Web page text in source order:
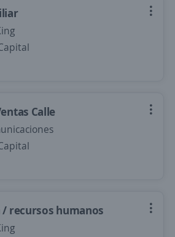
Calle
recursos humanos